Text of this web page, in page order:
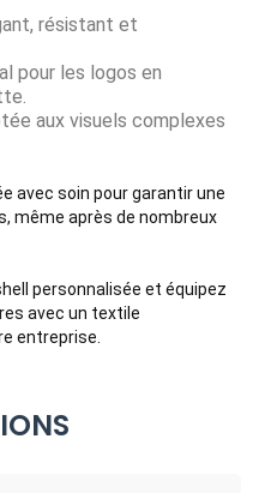
résistant et
pour les logos en
aux visuels complexes
avec soin pour garantir une
même après de nombreux
personnalisée et équipez
avec un textile
entreprise.